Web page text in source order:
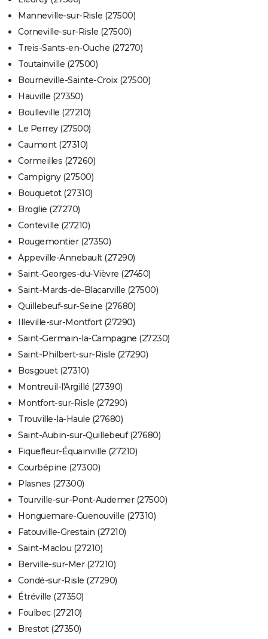
Manneville-sur-Risle (27500)
Corneville-sur-Risle (27500)
Treis-Sants-en-Ouche (27270)
Toutainville (27500)
Bourneville-Sainte-Croix (27500)
Hauville (27350)
Boulleville (27210)
Le Perrey (27500)
Caumont (27310)
Cormeilles (27260)
Campigny (27500)
Bouquetot (27310)
Broglie (27270)
Conteville (27210)
Rougemontier (27350)
Appeville-Annebault (27290)
Saint-Georges-du-Vièvre (27450)
Saint-Mards-de-Blacarville (27500)
Quillebeuf-sur-Seine (27680)
Illeville-sur-Montfort (27290)
Saint-Germain-la-Campagne (27230)
Saint-Philbert-sur-Risle (27290)
Bosgouet (27310)
Montreuil-l'Argillé (27390)
Montfort-sur-Risle (27290)
Trouville-la-Haule (27680)
Saint-Aubin-sur-Quillebeuf (27680)
Fiquefleur-Équainville (27210)
Courbépine (27300)
Plasnes (27300)
Tourville-sur-Pont-Audemer (27500)
Honguemare-Guenouville (27310)
Fatouville-Grestain (27210)
Saint-Maclou (27210)
Berville-sur-Mer (27210)
Condé-sur-Risle (27290)
Étréville (27350)
Foulbec (27210)
Brestot (27350)